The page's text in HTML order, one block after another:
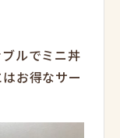
ルでミニ丼
お得なサー